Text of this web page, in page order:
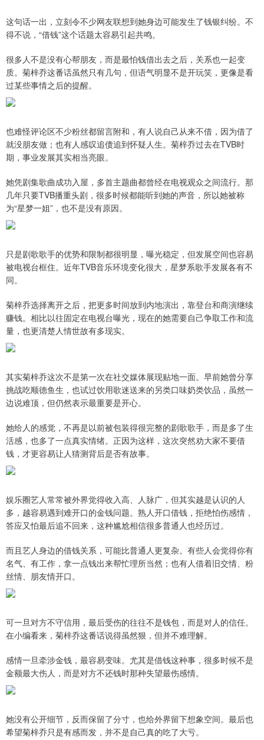
这句话一出，立刻令不少网友联想到她身边可能发生了钱银纠纷。不
得不说，“借钱”这个话题太容易引起共鸣。
很多人不是没有心帮朋友，而是最怕钱借出去之后，关系也一起变
质。菊梓乔这番话虽然只有几句，但语气明显不是开玩笑，更像是看
过某些事情之后的提醒。
也难怪评论区不少粉丝都留言附和，有人说自己从来不借，因为借了
就没朋友做；也有人感叹追债追到怀疑人生。菊梓乔过去在TVB时
期，事业发展其实相当亮眼。
她凭剧集歌曲成功入屋，多首主题曲都曾经在电视观众之间流行。那
几年只要TVB播重头剧，很多时候都能听到她的声音，所以她被称
为“星梦一姐”，也不是没有原因。
只是剧歌歌手的优势和限制都很明显，曝光稳定，但发展空间也容易
被电视台框住。近年TVB音乐环境变化很大，星梦系歌手发展各有不
同。
菊梓乔选择离开之后，把更多时间放到内地演出，靠登台和商演继续
赚钱。相比以往固定在电视台曝光，现在的她需要自己争取工作和流
量，也更清楚人情世故有多现实。
其实菊梓乔这次不是第一次在社交媒体展现贴地一面。早前她曾分享
挑战吃顺德鱼生，也试过饮用歌迷送来的另类口味奶类饮品，虽然一
边说难顶，但仍然表示最重要是开心。
她给人的感觉，不再是以前被包装得很完整的剧歌歌手，而是多了生
活感，也多了一点真实情绪。正因为这样，这次突然劝大家不要借
钱，才更容易让人猜测背后是否有故事。
娱乐圈艺人常常被外界觉得收入高、人脉广，但其实越是认识的人
多，越容易遇到难开口的金钱问题。熟人开口借钱，拒绝怕伤感情，
答应又怕最后追不回来，这种尴尬相信很多普通人也经历过。
而且艺人身边的借钱关系，可能比普通人更复杂。有些人会觉得你有
名气、有工作，拿一点钱出来帮忙理所当然；也有人借着旧交情、粉
丝情、朋友情开口。
可一旦对方不守信用，最后受伤的往往不是钱包，而是对人的信任。
在小编看来，菊梓乔这番话说得虽然狠，但并不难理解。
感情一旦牵涉金钱，最容易变味。尤其是借钱这种事，很多时候不是
金额最大伤人，而是对方不还钱时那种失望最伤感情。
她没有公开细节，反而保留了分寸，也给外界留下想象空间。最后也
希望菊梓乔只是有感而发，并不是自己真的吃了大亏。